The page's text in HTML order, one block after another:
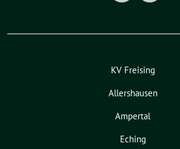
KV Freising
Allershausen
Ampertal
Eching